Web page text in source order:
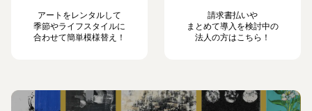
アートをレンタルして
季節やライフスタイルに
合わせて簡単模様替え！
請求書払いや
まとめて導入を検討中の
法人の方はこちら！